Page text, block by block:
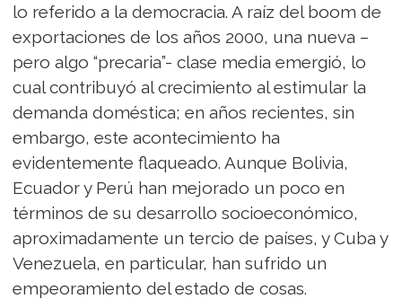
lo referido a la democracia. A raíz del boom de
exportaciones de los años 2000, una nueva –
pero algo “precaria”- clase media emergió, lo
cual contribuyó al crecimiento al estimular la
demanda doméstica; en años recientes, sin
embargo, este acontecimiento ha
evidentemente flaqueado. Aunque Bolivia,
Ecuador y Perú han mejorado un poco en
términos de su desarrollo socioeconómico,
aproximadamente un tercio de países, y Cuba y
Venezuela, en particular, han sufrido un
empeoramiento del estado de cosas.